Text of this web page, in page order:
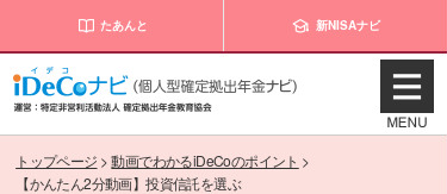
たあんと 新NISAナビ
トップページ >動画でわかるiDeCoのポイント >
【かんたん2分動画】投資信託を選ぶ